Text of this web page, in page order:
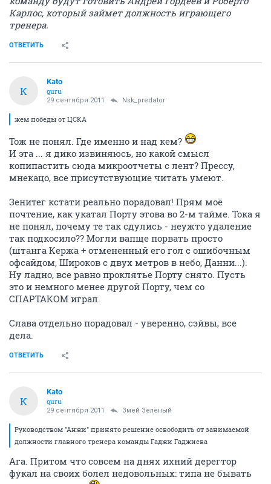
Карлос, который займет должность играющего
тренера.
ОТВЕТИТЬ
K
Kato
guru
29 сентября 2011 Nsk_predator
жем победы от ЦСКА
Тож не понял. Где именно и над кем?
И эта ... я дико извиняюсь, но какой смысл
копипастить сюда микроотчеты с лент? Прессу,
мнекацо, все присутствующие читать умеют.
Зенитег кстати реально порадовал! Прям моё
почтение, как укатал Порту этова во 2-м тайме. Тока я
не понял, почему те так сдулись - неужто удаление
так подкосило?? Могли вапще порвать просто
(штанга Кержа + отмененный его гол с ошибочным
офсайдом, Широков с двух метров в небо, Данни...).
Ну ладно, все равно проклятье Порту снято. Пусть
это и немного менее другой Порту, чем со
СПАРТАКОМ играл.
Слава отдельно порадовал - уверенно, сэйвы, все
дела.
ОТВЕТИТЬ
K
Kato
guru
29 сентября 2011 Змей Зелёный
Руководством "Анжи" принято решение освободить от занимаемой
должности главного тренера команды Гаджи Гаджиева
Ага. Притом что совсем на днях ихний дерегтор
фукал на своих болел недовольных: типа не бывать